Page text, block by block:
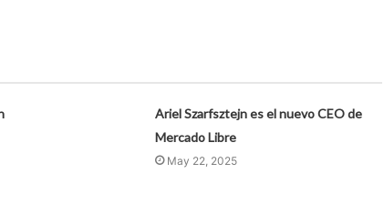
Ariel Szarfsztejn es el nuevo CEO de
Mercado Libre
May 22, 2025